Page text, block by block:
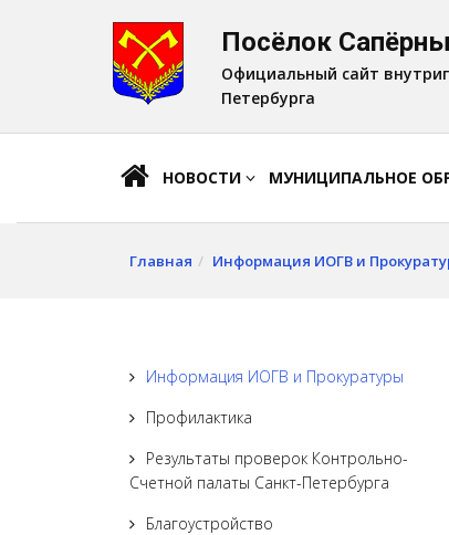
Шрифт:
A
Посёлок
Официальный сайт
Петербурга
НОВОСТИ МУНИЦИПАЛЬНОЕ
Главная Информация ИОГВ и
Информация ИОГВ и Прокуратуры
Профилактика
Результаты проверок Контрольно-
Счетной палаты Санкт-Петербурга
Благоустройство